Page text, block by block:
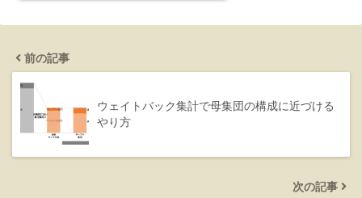
前の記事
ウェイトバック集計で母集団の構成に近づける
やり方
次の記事